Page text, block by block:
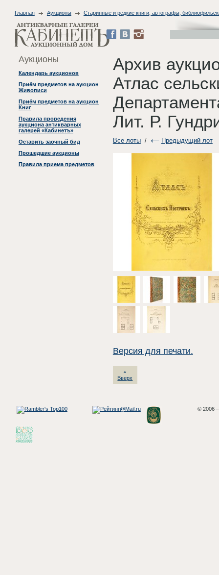
Главная Аукционы Старинные и редкие книги, автографы,
Аукционы
Календарь аукционов
Приём предметов на аукцион
Живописи
Приём предметов на аукцион
Книг
Правила проведения
аукциона антикварных
галерей «Кабинетъ»
Оставить заочный бид
Прошедшие аукционы
Правила приема предметов
Архив
Атлас
Лит. Р.
Все лоты/ Предыдущий лот
Версия для печати.
Вверх
© 2006